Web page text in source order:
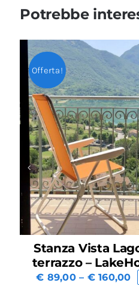
Potrebbe
Stanza Vista Lago con
terrazzo – LakeHoliday
89,00–€160,00 -20%